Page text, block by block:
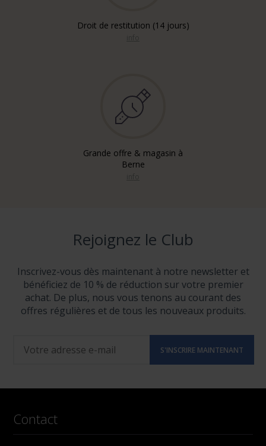
Droit de restitution (14 jours)
Grande offre & magasin à
Berne
Rejoignez le Club
Inscrivez-vous dès maintenant à notre newsletter et
bénéficiez de 10 % de réduction sur votre premier
achat. De plus, nous vous tenons au courant des
offres régulières et de tous les nouveaux produits.
Contact